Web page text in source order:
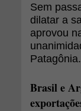
Sem
dilatar a
aprovou
Patagônia.
Brasil e